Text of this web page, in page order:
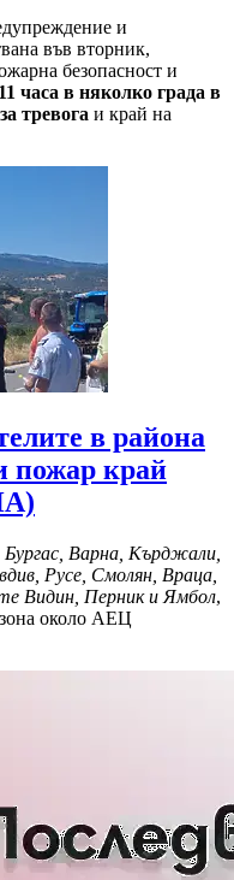
и
във вторник,
безопасност и
11 часа в няколко града в
тревога и край на
в района
пожар край
Варна, Кърджали,
Русе, Смолян, Враца,
Видин, Перник и Ямбол,
около АЕЦ